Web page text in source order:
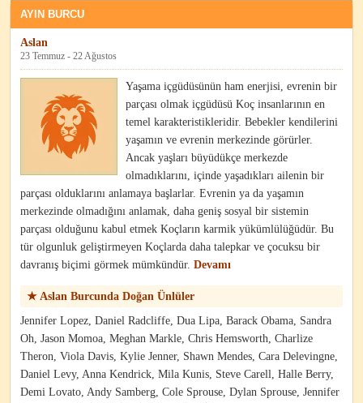
AYIN BURCU
Aslan
23 Temmuz - 22 Ağustos
Yaşama içgüdüsünün ham enerjisi, evrenin bir
parçası olmak içgüdüsü Koç insanlarının en
temel karakteristikleridir. Bebekler kendilerini
yaşamın ve evrenin merkezinde görürler.
Ancak yaşları büyüdükçe merkezde
olmadıklarını, içinde yaşadıkları ailenin bir
parçası olduklarını anlamaya başlarlar. Evrenin ya da yaşamın
merkezinde olmadığını anlamak, daha geniş sosyal bir sistemin
parçası olduğunu kabul etmek Koçların karmik yükümlülüğüdür. Bu
tür olgunluk geliştirmeyen Koçlarda daha talepkar ve çocuksu bir
davranış biçimi görmek mümkündür. Devamı
★ Aslan Burcunda Doğan Ünlüler
Jennifer Lopez, Daniel Radcliffe, Dua Lipa, Barack Obama, Sandra
Oh, Jason Momoa, Meghan Markle, Chris Hemsworth, Charlize
Theron, Viola Davis, Kylie Jenner, Shawn Mendes, Cara Delevingne,
Daniel Levy, Anna Kendrick, Mila Kunis, Steve Carell, Halle Berry,
Demi Lovato, Andy Samberg, Cole Sprouse, Dylan Sprouse, Jennifer